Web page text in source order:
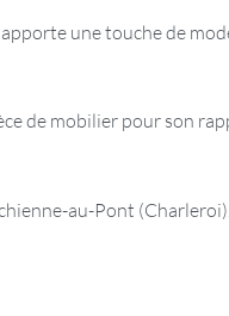
une touche de
de mobilier pour son
au-Pont